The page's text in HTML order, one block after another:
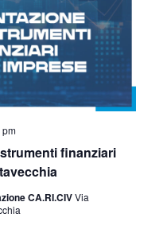
finanziari
CA.RI.CIVVia